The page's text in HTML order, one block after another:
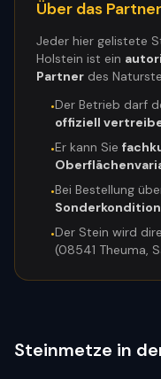
Über das
Jeder hier gelistete
Holstein ist ein
Partner des
•Der Betrieb darf
offiziell
•Er kann Sie
•Bei Bestellung
•Der Stein wird
(08541 Theuma,
Steinmetze in